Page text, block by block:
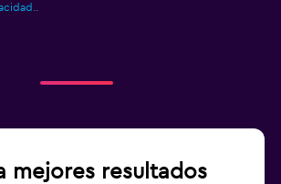
mejores resultados